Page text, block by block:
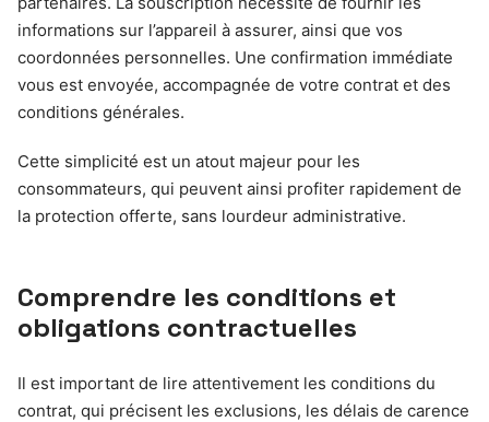
informations sur l’appareil à assurer, ainsi que vos
coordonnées personnelles. Une confirmation immédiate
vous est envoyée, accompagnée de votre contrat et des
conditions générales.
Cette simplicité est un atout majeur pour les
consommateurs, qui peuvent ainsi profiter rapidement de
la protection offerte, sans lourdeur administrative.
Comprendre les conditions et
obligations contractuelles
Il est important de lire attentivement les conditions du
contrat, qui précisent les exclusions, les délais de carence